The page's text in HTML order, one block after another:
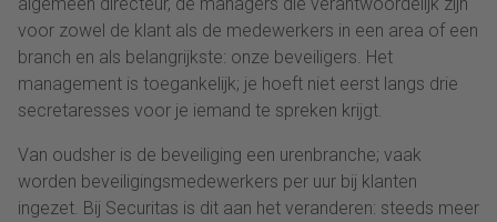
voor zowel de klant als de medewerkers in een area of een
branch en als belangrijkste: onze beveiligers. Het
management is toegankelijk; je hoeft niet eerst langs drie
secretaresses voor je iemand te spreken krijgt.
Van oudsher is de beveiliging een urenbranche; vaak
worden beveiligingsmedewerkers per uur bij klanten
ingezet. Bij Securitas is dit aan het veranderen: steeds meer